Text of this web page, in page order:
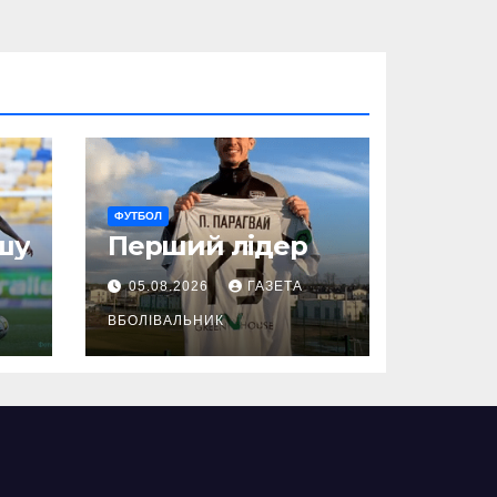
ФУТБОЛ
Перший лідер
05.08.2026 ГАЗЕТА
ВБОЛІВАЛЬНИК